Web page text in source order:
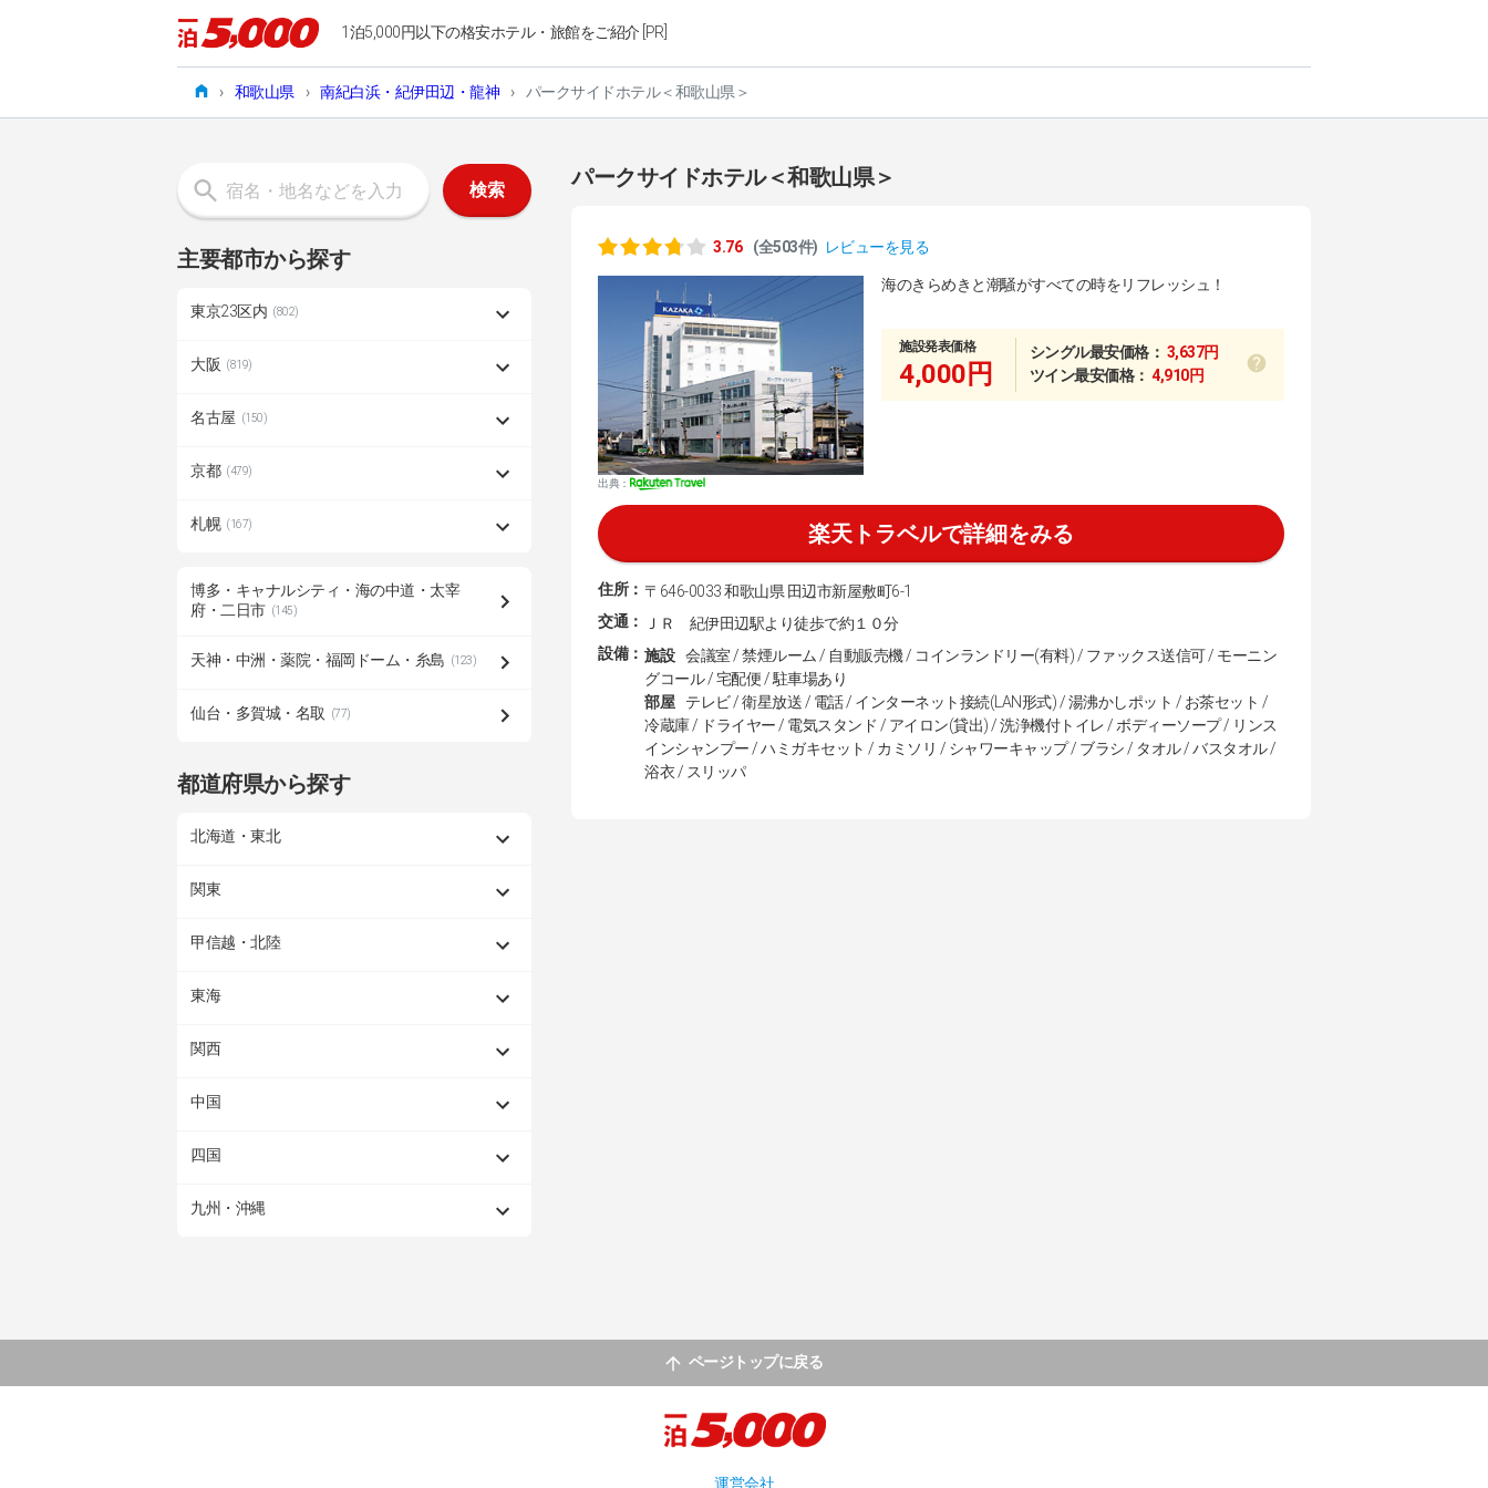
1泊5,000円以下の格安ホテル・旅館をご紹介 [PR]
› 和歌山県 › 南紀白浜・紀伊田辺・龍神 › パークサイドホテル＜和歌山県＞
パークサイドホテル＜和歌山県＞
3.76 (全503件) レビューを見る
出典：
海のきらめきと潮騒がすべての時をリフレッシュ！
施設発表価格
4,000円
シングル最安価格： 3,637円
ツイン最安価格：4,910円
楽天トラベルで詳細をみる
住所： 〒646-0033 和歌山県 田辺市新屋敷町6-1
交通：
ＪＲ 紀伊田辺駅より徒歩で約１０分
設備： 施設
会議室 / 禁煙ルーム / 自動販売機 / コインランドリー(有料) / ファックス送信可 / モーニン
グコール / 宅配便 / 駐車場あり
部屋
テレビ / 衛星放送 / 電話 / インターネット接続(LAN形式) / 湯沸かしポット / お茶セット /
冷蔵庫 / ドライヤー / 電気スタンド / アイロン(貸出) / 洗浄機付トイレ / ボディーソープ / リンス
インシャンプー / ハミガキセット / カミソリ / シャワーキャップ / ブラシ / タオル / バスタオル /
浴衣 / スリッパ
検索
主要都市から探す
東京23区内 (802)
大阪 (819)
名古屋 (150)
京都 (479)
札幌 (167)
博多・キャナルシティ・海の中道・太宰
府・二日市 (145)
天神・中洲・薬院・福岡ドーム・糸島 (123)
仙台・多賀城・名取 (77)
都道府県から探す
北海道・東北
関東
甲信越・北陸
東海
関西
中国
四国
九州・沖縄
ページトップに戻る
運営会社